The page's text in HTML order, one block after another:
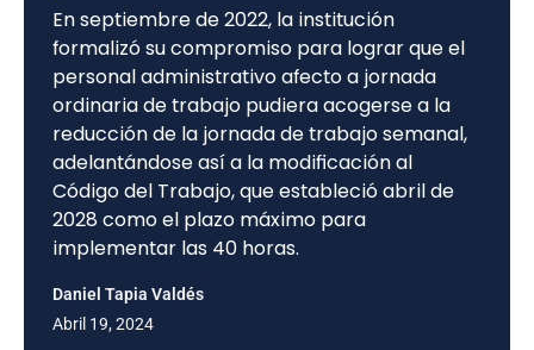
En septiembre de 2022, la institución
formalizó su compromiso para lograr que el
personal administrativo afecto a jornada
ordinaria de trabajo pudiera acogerse a la
reducción de la jornada de trabajo semanal,
adelantándose así a la modificación al
Código del Trabajo, que estableció abril de
2028 como el plazo máximo para
implementar las 40 horas.
Daniel Tapia Valdés
Abril 19, 2024